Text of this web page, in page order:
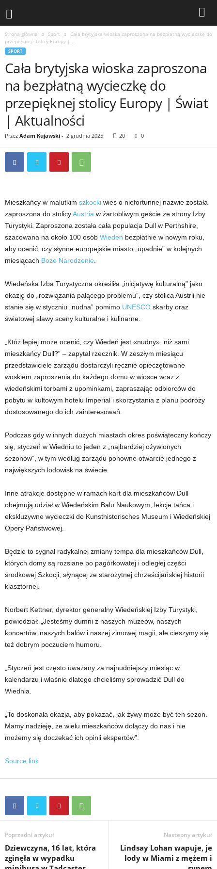
Strona główna Sport
Cała brytyjska wioska zaproszona na bezpłatną wycieczkę do
przepięknej stolicy Europy |...
SPORT
Cała brytyjska wioska zaproszona
na bezpłatną wycieczkę do
przepięknej stolicy Europy | Świat
| Aktualności
Przez Adam Kujawski - 2 grudnia 2025 20 0
Mieszkańcy w malutkim szkocki wieś o niefortunnej nazwie została
zaproszona do stolicyAustria w żartobliwym geście ze strony Izby
Turystyki. Zaproszona została cała populacja Dull w Perthshire,
szacowana na około 100 osób Wiedeń bezpłatnie w nowym roku,
aby ocenić, czy słynne europejskie miasto „upadnie” w kolejnych
miesiącach Boże Narodzenie
Wiedeńska Izba Turystyczna określiła „inicjatywę kulturalną” jako
okazję do „rozwiązania palącego problemu”, czy stolica Austrii nie
stanie się w styczniu „nudna” pomimo UNESCO skarby oraz
światowej sławy sceny kulturalne i kulinarne.
„Któż lepiej może ocenić, czy Wiedeń jest «nudny», niż sami
mieszkańcy Dull?” – zapytał rzecznik. W zeszłym miesiącu
przedstawiciele zarządu dostarczyli ręcznie opieczętowane
woskiem zaproszenia do każdego domu w wiosce wraz z
wiedeńskimi torbami z upominkami, zapraszając odbiorców do
pobytu w kultowym hotelu Imperial i skorzystania z planu podróży
dostosowanego do ich zainteresowań.
Podczas gdy w innych dużych miastach okres poświąteczny kończy
się, styczeń w Wiedniu to jeden z „najbardziej ożywionych
sezonów”, w tym według zarządu ponowne otwarcie jednego z
największych lodowisk na świecie.
Inne atrakcje dostępne w ramach kart dla mieszkańców Dull
obejmują udział w Wiedeńskim Balu Naukowym, lekcje tańca i
ekskluzywne wycieczki do Kunsthistorisches Museum i Wiedeńskiej
Opery Państwowej.
Będzie to sygnał radykalnej zmiany tempa dla mieszkańców Dull,
których domy są rozsiane po pagórkowatej i odległej części
środkowej Szkocji, słynącej ze starożytnej chrześcijańskiej historii
klasztornej.
Norbert Kettner, dyrektor generalny Wiedeńskiej Izby Turystyki,
powiedział: „Jesteśmy dumni z naszych muzeów, naszych
koncertów, naszych balów i naszej zimowej magii, ale cieszymy się
też dobrym poczuciem humoru.
„Styczeń jest często uważany za najnudniejszy miesiąc w
kalendarzu i właśnie dlatego chcieliśmy sprowadzić Dull do
Wiednia.
„To doskonała okazja, aby pokazać, jak żywy może być ten sezon.
Mamy nadzieję, że wielu mieszkańców dołączy do nas i nie
możemy się doczekać ich opinii ekspertów”.
Source link
Poprzedni artykuł
Dziewczyna, 16 lat, która
zginęła w wypadku
Następny artykuł
Lindsay Lohan wapuje, je
lody w Miami z mężem i